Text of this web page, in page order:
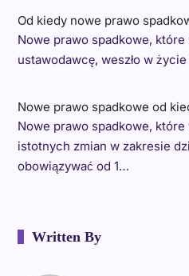
Od kiedy nowe prawo
Nowe prawo spadkowe, które
ustawodawcę, weszło w
Nowe prawo spadkowe od
Nowe prawo spadkowe,
istotnych zmian w zakresie
obowiązywać od 1…
Written By